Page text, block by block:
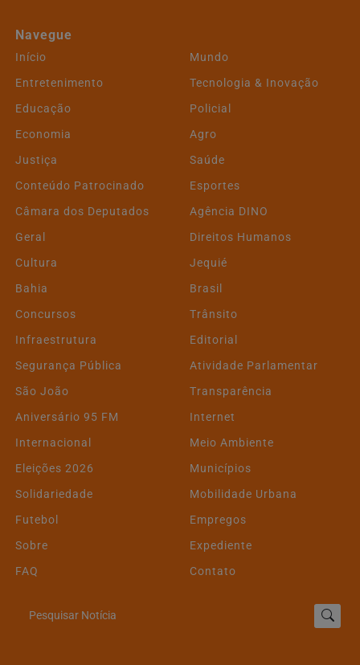
Navegue
Início
Mundo
Entretenimento
Tecnologia & Inovação
Educação
Policial
Economia
Agro
Justiça
Saúde
Conteúdo Patrocinado
Esportes
Câmara dos Deputados
Agência DINO
Geral
Direitos Humanos
Cultura
Jequié
Bahia
Brasil
Concursos
Trânsito
Infraestrutura
Editorial
Segurança Pública
Atividade Parlamentar
São João
Transparência
Aniversário 95 FM
Internet
Internacional
Meio Ambiente
Eleições 2026
Municípios
Solidariedade
Mobilidade Urbana
Futebol
Empregos
Sobre
Expediente
FAQ
Contato
Pesquisar Notícia